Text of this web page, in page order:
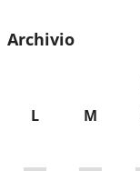
Archivio
L M